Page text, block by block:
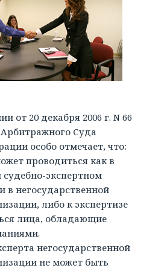
от 20 декабря 2006 г. N 66
Суда
особо отмечает, что:
проводиться как в
экспертном
в негосударственной
либо к экспертизе
лица, обладающие
негосударственной
не может быть